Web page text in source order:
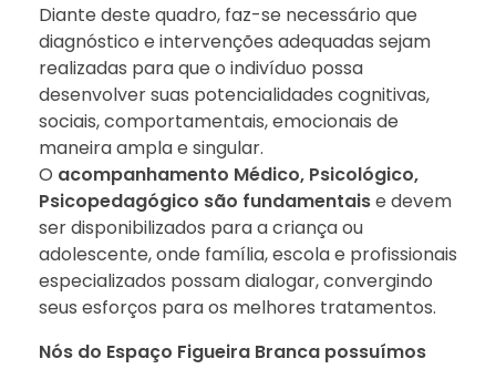
Diante deste quadro, faz-se necessário que
diagnóstico e intervenções adequadas sejam
realizadas para que o indivíduo possa
desenvolver suas potencialidades cognitivas,
sociais, comportamentais, emocionais de
maneira ampla e singular.
O acompanhamento Médico, Psicológico,
Psicopedagógico são fundamentaise devem
ser disponibilizados para a criança ou
adolescente, onde família, escola e profissionais
especializados possam dialogar, convergindo
seus esforços para os melhores tratamentos.
Nós do Espaço Figueira Branca possuímos